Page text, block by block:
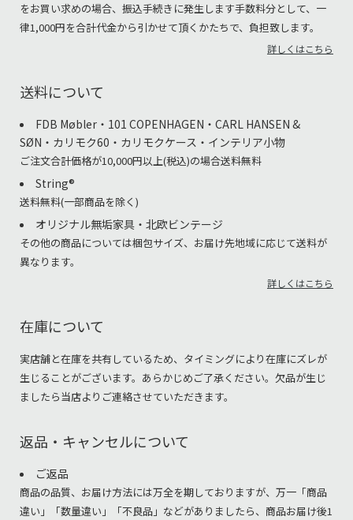
をお買い求めの場合、振込手続きに発生します手数料分として、一
律1,000円を合計代金から引かせて頂くかたちで、負担致します。
詳しくはこちら
送料について
FDB Møbler・101 COPENHAGEN・CARL HANSEN &
SØN・カリモク60・カリモクケース・インテリア小物
ご注文合計価格が10,000円以上(税込)の場合送料無料
String®︎
送料無料(一部商品を除く)
オリジナル無垢家具・北欧ビンテージ
その他の商品については梱包サイズ、お届け先地域に応じて送料が
異なります。
詳しくはこちら
在庫について
実店舗と在庫を共有しているため、タイミングにより在庫にズレが
生じることがございます。あらかじめご了承ください。欠品が生じ
ましたら当店よりご連絡させていただきます。
返品・キャンセルについて
ご返品
商品の品質、お届け方法には万全を期しておりますが、万一「商品
違い」「数量違い」「不良品」などがありましたら、商品お届け後1